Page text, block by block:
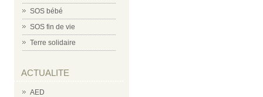
SOS bébé
SOS fin de vie
Terre solidaire
ACTUALITE
AED